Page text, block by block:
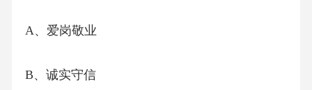
A、爱岗敬业
B、诚实守信